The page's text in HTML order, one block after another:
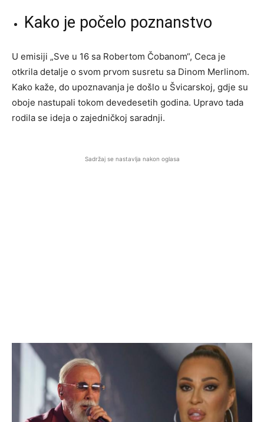
Kako je počelo poznanstvo
U emisiji „Sve u 16 sa Robertom Čobanom“, Ceca je
otkrila detalje o svom prvom susretu sa Dinom Merlinom.
Kako kaže, do upoznavanja je došlo u Švicarskoj, gdje su
oboje nastupali tokom devedesetih godina. Upravo tada
rodila se ideja o zajedničkoj saradnji.
Sadržaj se nastavlja nakon oglasa